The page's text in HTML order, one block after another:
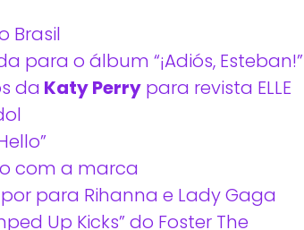
Brasil
para o álbum “¡Adiós, Esteban!”
da Katy Perry para revista ELLE
com a marca
para Rihanna e Lady Gaga
Up Kicks” do Foster The